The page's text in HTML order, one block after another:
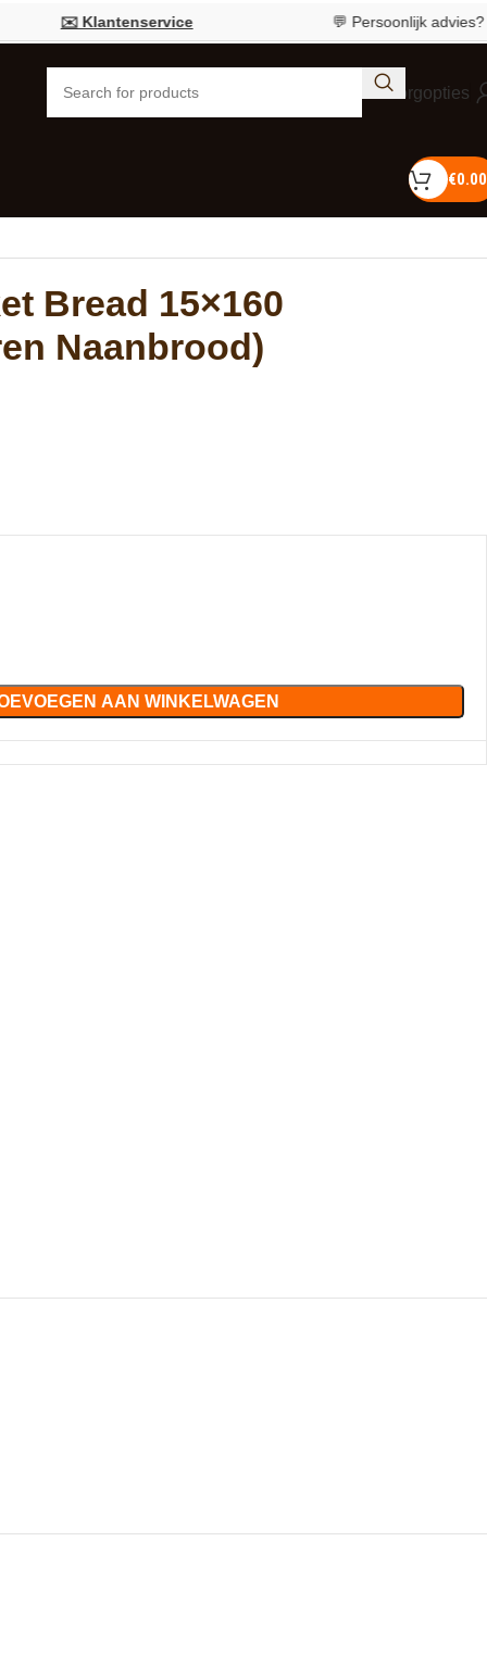
Klantenservice 💬 Persoonlijk advies?Bel 055
Bezorgopties
€0.00
Bread 15×160
Naanbrood)
AAN WINKELWAGEN